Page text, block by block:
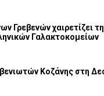
Γρεβενών χαιρετίζει
Γαλακτοκομείων
Κοζάνης στη